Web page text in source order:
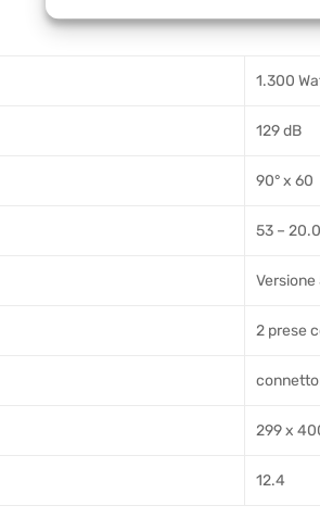
1.300
129 dB
90° x 60
53 –
2 prese
299 x
12.4